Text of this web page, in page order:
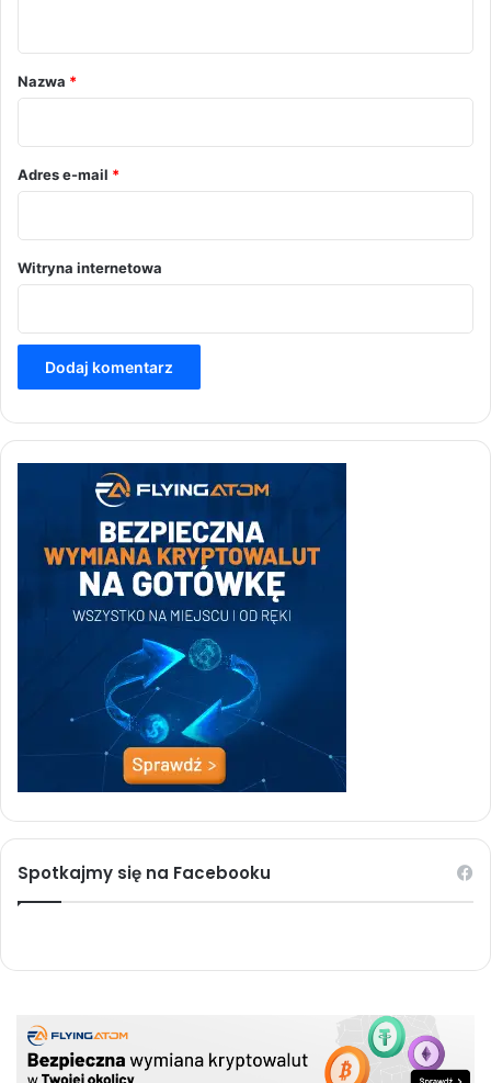
r
*
Nazwa *
Adres e-mail *
Witryna internetowa
Spotkajmy się na Facebooku